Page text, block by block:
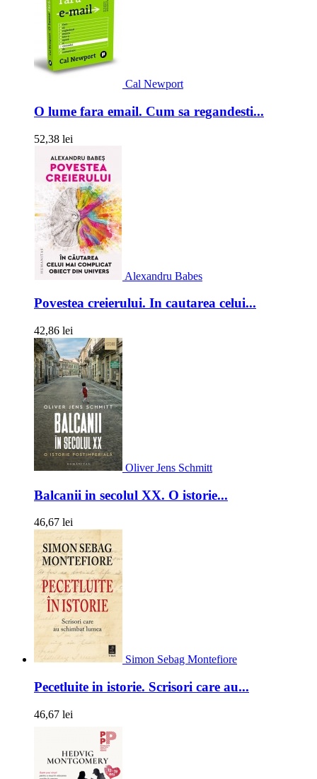
Cal Newport
O lume fara email. Cum sa regandesti...
52,38 lei
Alexandru Babes
Povestea creierului. In cautarea celui...
42,86 lei
Oliver Jens Schmitt
Balcanii in secolul XX. O istorie...
46,67 lei
Simon Sebag Montefiore
Pecetluite in istorie. Scrisori care au...
46,67 lei